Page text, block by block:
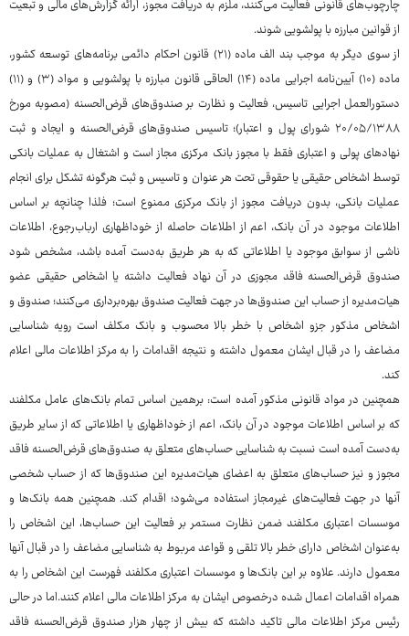
چارچوب‌های قانونی فعالیت می‌کنند، ملزم به دریافت مجوز، ارائه گزارش‌های مالی و تبعیت
از قوانین مبارزه با پولشویی شوند.
از سوی دیگر به موجب بند الف ماده (۲۱) قانون احکام دائمی برنامه‌های توسعه کشور،
ماده (۱۰) آیین‌نامه اجرایی ماده (۱۴) الحاقی قانون مبارزه با پولشویی و مواد (۳) و (۱۱)
دستورالعمل اجرایی تاسیس، فعالیت و نظارت بر صندوق‌های قرض‌الحسنه (مصوبه مورخ
۲۰/۰۵/۱۳۸۸ شورای پول و اعتبار)؛ تاسیس صندوق‌های قرض‌الحسنه و ایجاد و ثبت
نهادهای پولی و اعتباری فقط با مجوز بانک مرکزی مجاز است و اشتغال به عملیات بانکی
توسط اشخاص حقیقی یا حقوقی تحت هر عنوان و تاسیس و ثبت هرگونه تشکل برای انجام
عملیات بانکی، بدون دریافت مجوز از بانک مرکزی ممنوع است؛ فلذا چنانچه بر اساس
اطلاعات موجود در آن بانک، اعم از اطلاعات حاصله از خوداظهاری ارباب‌رجوع، اطلاعات
ناشی از سوابق موجود یا اطلاعاتی که به هر طریق به‌دست آمده باشد، مشخص شود
صندوق قرض‌الحسنه فاقد مجوزی در آن نهاد فعالیت داشته یا اشخاص حقیقی عضو
هیات‌مدیره از حساب این صندوق‌ها در جهت فعالیت صندوق بهره‌برداری می‌کنند؛ صندوق و
اشخاص مذکور جزو اشخاص با خطر بالا محسوب و بانک مکلف است رویه شناسایی
مضاعف را در قبال ایشان معمول داشته و نتیجه اقدامات را به مرکز اطلاعات مالی اعلام
کند.
همچنین در مواد قانونی مذکور آمده است: برهمین اساس تمام بانک‌های عامل مکلفند
که بر اساس اطلاعات موجود در آن بانک، اعم از خوداظهاری یا اطلاعاتی که از سایر طریق
به‌دست آمده است نسبت به شناسایی حساب‌های متعلق به صندوق‌های قرض‌الحسنه فاقد
مجوز و نیز حساب‌های متعلق به اعضای هیات‌مدیره این صندوق‌ها که از حساب شخصی
آنها در جهت فعالیت‌های غیرمجاز استفاده می‌شود؛ اقدام کند. همچنین همه بانک‌ها و
موسسات اعتباری مکلفند ضمن نظارت مستمر بر فعالیت این حساب‌ها، این اشخاص را
به‌عنوان اشخاص دارای خطر بالا تلقی و قواعد مربوط به شناسایی مضاعف را در قبال آنها
معمول دارند. علاوه بر این بانک‌ها و موسسات اعتباری مکلفند فهرست این اشخاص را به
همراه اقدامات اعمال شده درخصوص ایشان به مرکز اطلاعات مالی اعلام کنند.اما در حالی
رئیس مرکز اطلاعات مالی تاکید داشته که بیش از چهار هزار صندوق قرض‌الحسنه فاقد